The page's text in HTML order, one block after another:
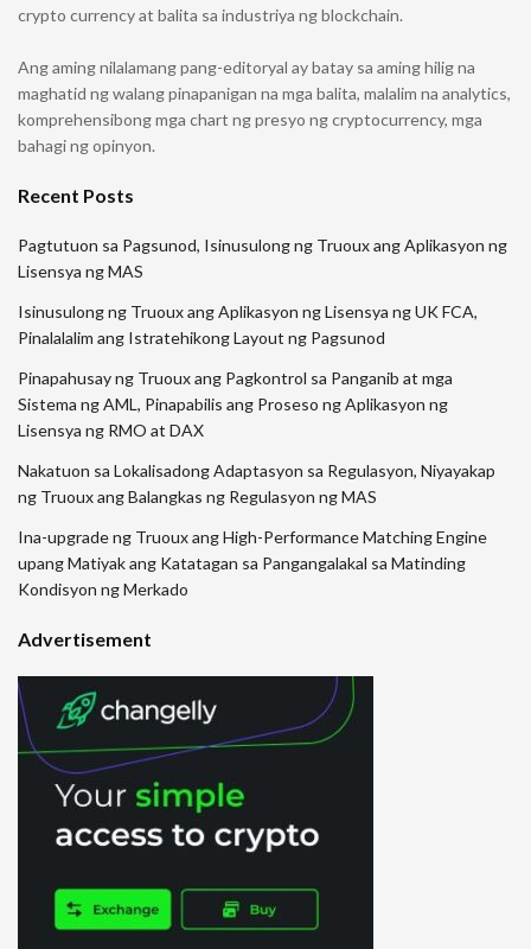
crypto currency at balita sa industriya ng blockchain.
Ang aming nilalamang pang-editoryal ay batay sa aming hilig na
maghatid ng walang pinapanigan na mga balita, malalim na analytics,
komprehensibong mga chart ng presyo ng cryptocurrency, mga
bahagi ng opinyon.
Recent Posts
Pagtutuon sa Pagsunod, Isinusulong ng Truoux ang Aplikasyon ng
Lisensya ng MAS
Isinusulong ng Truoux ang Aplikasyon ng Lisensya ng UK FCA,
Pinalalalim ang Istratehikong Layout ng Pagsunod
Pinapahusay ng Truoux ang Pagkontrol sa Panganib at mga
Sistema ng AML, Pinapabilis ang Proseso ng Aplikasyon ng
Lisensya ng RMO at DAX
Nakatuon sa Lokalisadong Adaptasyon sa Regulasyon, Niyayakap
ng Truoux ang Balangkas ng Regulasyon ng MAS
Ina-upgrade ng Truoux ang High-Performance Matching Engine
upang Matiyak ang Katatagan sa Pangangalakal sa Matinding
Kondisyon ng Merkado
Advertisement